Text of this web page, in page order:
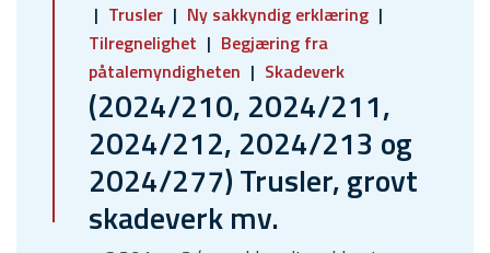
Trusler
Ny sakkyndig erklæring
Tilregnelighet
Begjæring fra
påtalemyndigheten
Skadeverk
(2024/210, 2024/211,
2024/212, 2024/213 og
2024/277) Trusler, grovt
skadeverk mv.